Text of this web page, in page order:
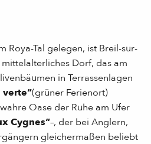
Roya-Tal gelegen, ist Breil-sur-
Dorf, das am
in Terrassenlagen
verte“(grüner Ferienort)
Oase der Ruhe am Ufer
Cygnes“–, der bei Anglern,
gleichermaßen beliebt